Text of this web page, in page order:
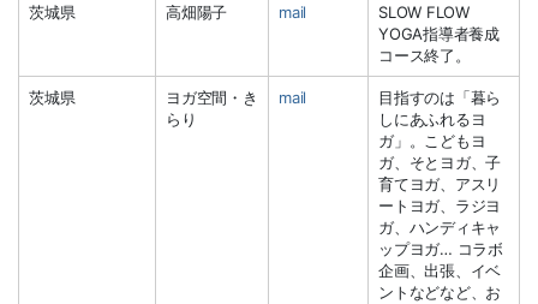
茨城県 高畑陽子 mail
SLOW FLOW
YOGA指導者養成
コース終了。
茨城県
ヨガ空間・き
らり
mail
目指すのは「暮ら
しにあふれるヨ
ガ」。こどもヨ
ガ、そとヨガ、子
育てヨガ、アスリ
ートヨガ、ラジヨ
ガ、ハンディキャ
ップヨガ… コラボ
企画、出張、イベ
ントなどなど、お